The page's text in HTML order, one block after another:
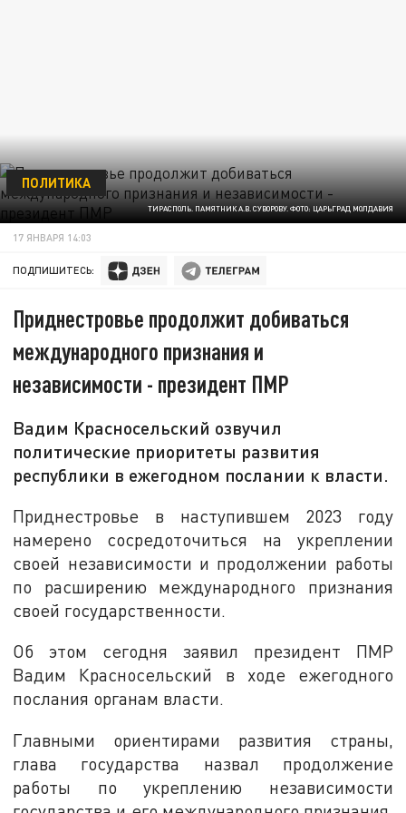
ТИРАСПОЛЬ. ПАМЯТНИК А.В. СУВОРОВУ. ФОТО: ЦАРЬГРАД МОЛДАВИЯ
ПОЛИТИКА
17 ЯНВАРЯ 14:03
ПОДПИШИТЕСЬ:
Приднестровье продолжит добиваться
международного признания и
независимости - президент ПМР
Вадим Красносельский озвучил
политические приоритеты развития
республики в ежегодном послании к власти.
Приднестровье в наступившем 2023 году
намерено сосредоточиться на укреплении
своей независимости и продолжении работы
по расширению международного признания
своей государственности.
Об этом сегодня заявил президент ПМР
Вадим Красносельский в ходе ежегодного
послания органам власти.
Главными ориентирами развития страны,
глава государства назвал продолжение
работы по укреплению независимости